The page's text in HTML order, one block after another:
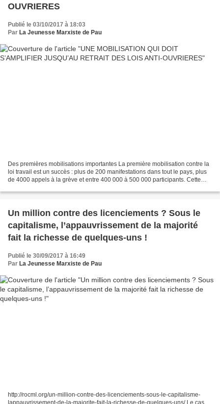
OUVRIERES
Publié le 03/10/2017 à 18:03
Par La Jeunesse Marxiste de Pau
Des premières mobilisations importantes La première mobilisation contre la
loi travail est un succès : plus de 200 manifestations dans tout le pays, plus
de 4000 appels à la grève et entre 400 000 à 500 000 participants. Cette
Un million contre des licenciements ? Sous le
capitalisme, l’appauvrissement de la majorité
fait la richesse de quelques-uns !
Publié le 30/09/2017 à 16:49
Par La Jeunesse Marxiste de Pau
http://rocml.org/un-million-contre-des-licenciements-sous-le-capitalisme-
lappauvrissement-de-la-majorite-fait-la-richesse-de-quelques-uns/ Le cas